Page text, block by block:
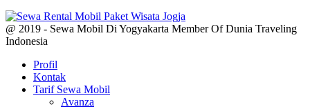
@ 2019 - Sewa Mobil Di Yogyakarta Member Of Dunia Traveling
Indonesia
Profil
Kontak
Tarif Sewa Mobil
Avanza